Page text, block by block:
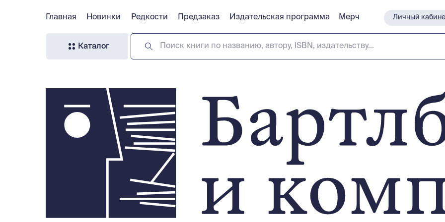
Личный
Поиск книги по названию, автору, ISBN, издательству...
Новинки Предзаказ Издательская программа Мерч
Редкости
Главная
Каталог
Личный
Новинки Предзаказ Издательская программа Мерч
Редкости
Главная